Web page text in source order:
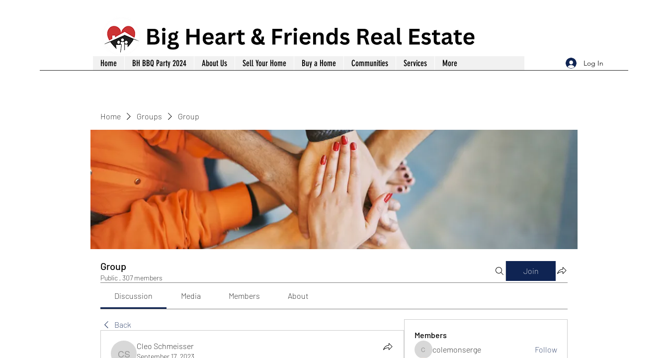
Log In
Home BH BBQ Party 2024 About Us Sell Your Home Buy a Home Communities Services More
Home Groups Group
Group
Public · 307 members
Join
Discussion Media Members About
Back
Cleo Schmeisser
September 17, 2023
Members
colemonserge
colemonserge
Follow